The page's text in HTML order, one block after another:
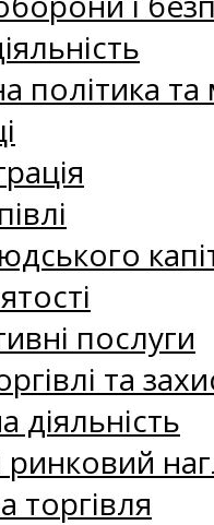
політика
послуги
та
діяльність
торгівля